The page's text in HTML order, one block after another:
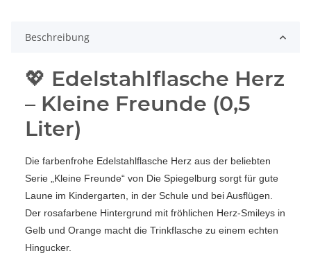
Beschreibung
💖 Edelstahlflasche Herz
– Kleine Freunde (0,5
Liter)
Die farbenfrohe Edelstahlflasche Herz aus der beliebten
Serie „Kleine Freunde“ von Die Spiegelburg sorgt für gute
Laune im Kindergarten, in der Schule und bei Ausflügen.
Der rosafarbene Hintergrund mit fröhlichen Herz-Smileys in
Gelb und Orange macht die Trinkflasche zu einem echten
Hingucker.